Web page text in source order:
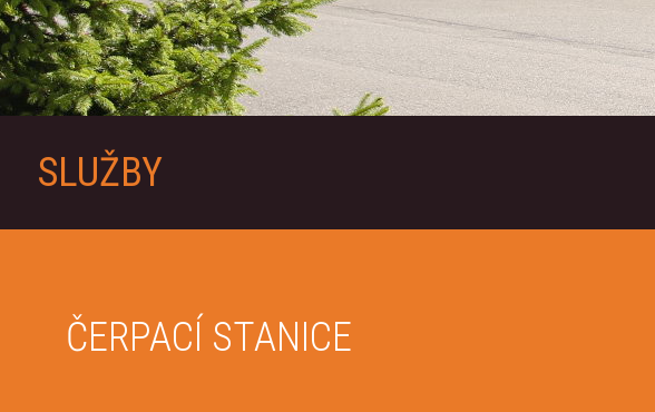
SLUŽBY
ČERPACÍ STANICE